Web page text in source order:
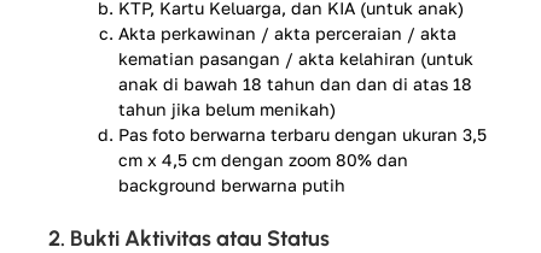
KTP, Kartu Keluarga, dan KIA (untuk anak)
Akta perkawinan / akta perceraian / akta
kematian pasangan / akta kelahiran (untuk
anak di bawah 18 tahun dan dan di atas 18
tahun jika belum menikah)
Pas foto berwarna terbaru dengan ukuran 3,5
cm x 4,5 cm dengan zoom 80% dan
background berwarna putih
2. Bukti Aktivitas atau Status